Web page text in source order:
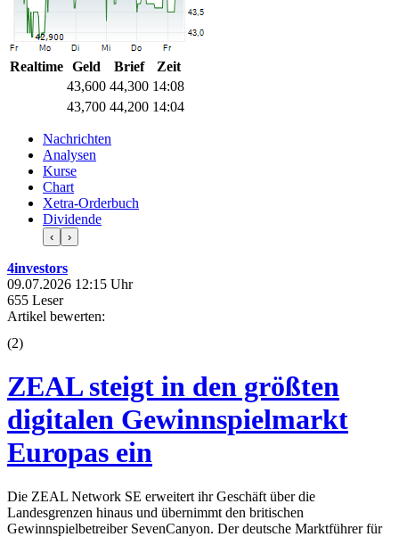
Realtime Geld Brief
Zeit
43,600 44,300 14:08
43,700 44,200 14:04
Nachrichten
Analysen
Kurse
Chart
Xetra-Orderbuch
Dividende
‹ ›
4investors
09.07.2026 12:15 Uhr
655 Leser
Artikel bewerten:
(2)
ZEAL steigt in den größten
digitalen Gewinnspielmarkt
Europas ein
Die ZEAL Network SE erweitert ihr Geschäft über die
Landesgrenzen hinaus und übernimmt den britischen
Gewinnspielbetreiber SevenCanyon. Der deutsche Marktführer für